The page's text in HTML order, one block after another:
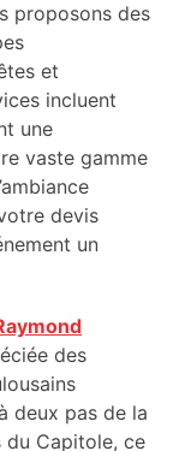
proposons des
et
incluent
une
vaste gamme
devis
un
des
deux pas de la
du Capitole, ce